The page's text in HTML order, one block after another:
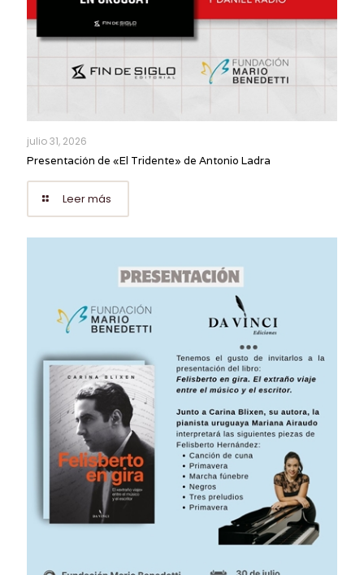
julio 31, 2026
Presentación de «El Tridente» de Antonio Ladra
Leer más